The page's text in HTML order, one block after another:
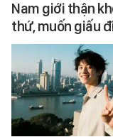
Nam giới thận
thứ, muốn giấu